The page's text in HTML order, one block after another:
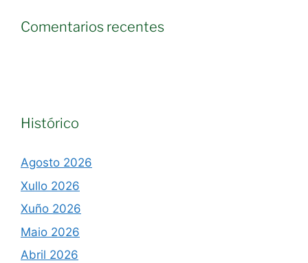
Comentarios recentes
Histórico
Agosto 2026
Xullo 2026
Xuño 2026
Maio 2026
Abril 2026